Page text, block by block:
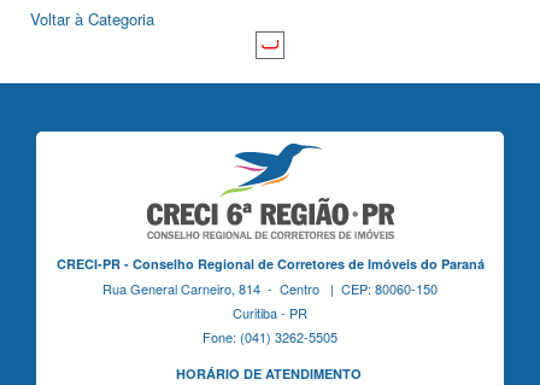
Voltar à Categoria
CRECI-PR - Conselho Regional de Corretores de Imóveis do Paraná
Rua General Carneiro, 814 - Centro | CEP: 80060-150
Curitiba - PR
Fone: (041) 3262-5505
HORÁRIO DE ATENDIMENTO